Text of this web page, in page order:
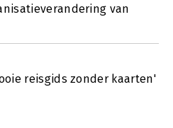
van
reisgids zonder kaarten'